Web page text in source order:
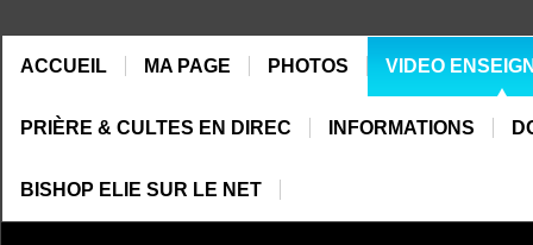
ACCUEIL MA PAGE PHOTOS VIDEO
PRIÈRE & CULTES EN DIREC INFORMATIONS
BISHOP ELIE SUR LE NET